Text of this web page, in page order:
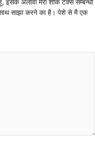
इसके अलावा मेरा शौक टैक्स सम्बन्धी
साझा करने का है। पेशे से मै एक